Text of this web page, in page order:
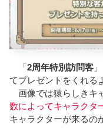
「2周年特別訪問客
てプレゼントをくれる
画像では猿らしきキ
数によってキャラクタ
キャラクターが来るの